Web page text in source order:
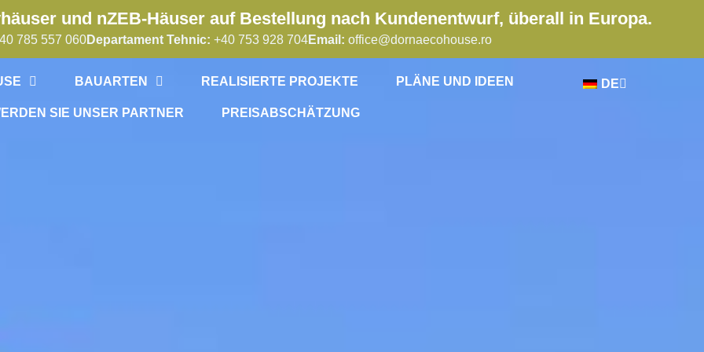
und nZEB-Häuser auf Bestellung nach Kundenentwurf, überall in Europa.
785 557 060Departament Tehnic: +40 753 928 704Email: office@dornaecohouse.ro
BAUARTEN REALISIERTE PROJEKTE PLÄNE UND IDEEN
SIE UNSER PARTNER PREISABSCHÄTZUNG
DE